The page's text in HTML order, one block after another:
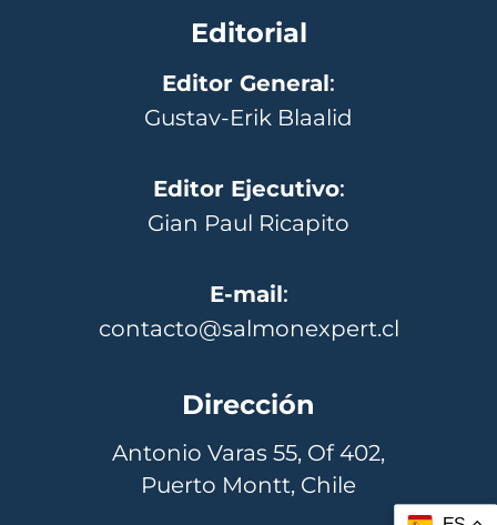
Editorial
Editor General:
Gustav-Erik Blaalid
Editor Ejecutivo:
Gian Paul Ricapito
E-mail:
contacto@salmonexpert.cl
Dirección
Antonio Varas 55, Of 402,
Puerto Montt, Chile